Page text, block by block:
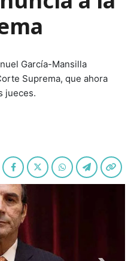
García-Mansilla
Suprema, que ahora
jueces.